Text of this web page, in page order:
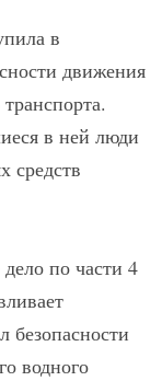
в
движения
в ней люди
средств
по части 4
безопасности
водного